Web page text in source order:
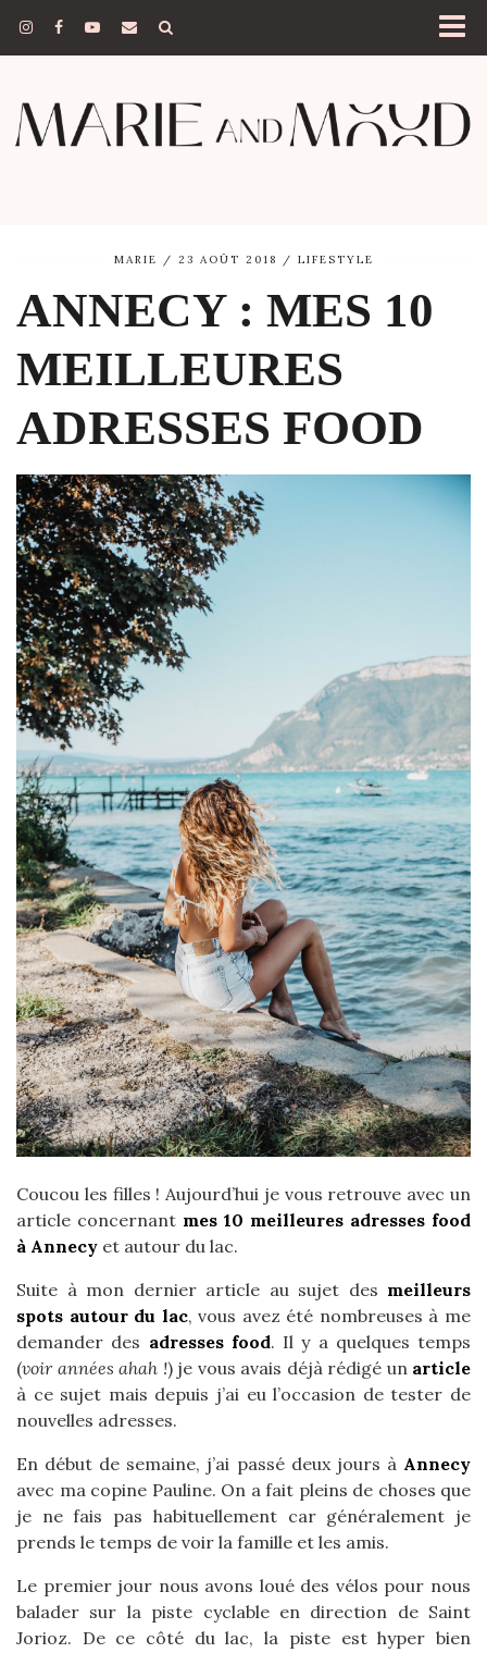
MARIE 23 AOÛT 2018 LIFESTYLE
ANNECY : MES 10
MEILLEURES
ADRESSES FOOD
Coucou les filles ! Aujourd’hui je vous retrouve avec un
article concernant mes 10 meilleures adresses food
à Annecy et autour du lac.
Suite à mon dernier article au sujet des meilleurs
spots autour du lac, vous avez été nombreuses à me
demander des adresses food. Il y a quelques temps
(voir années ahah !) je vous avais déjà rédigé un article
à ce sujet mais depuis j’ai eu l’occasion de tester de
nouvelles adresses.
En début de semaine, j’ai passé deux jours à Annecy
avec ma copine Pauline. On a fait pleins de choses que
je ne fais pas habituellement car généralement je
prends le temps de voir la famille et les amis.
Le premier jour nous avons loué des vélos pour nous
balader sur la piste cyclable en direction de Saint
Jorioz. De ce côté du lac, la piste est hyper bien